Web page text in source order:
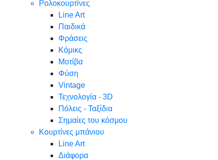
Ρολοκουρτίνες
Line Art
Παιδικά
Φράσεις
Κόμικς
Μοτίβα
Φύση
Vintage
Τεχνολογία - 3D
Πόλεις - Ταξίδια
Σημαίες του κόσμου
Κουρτίνες μπάνιου
Line Art
Διάφορα